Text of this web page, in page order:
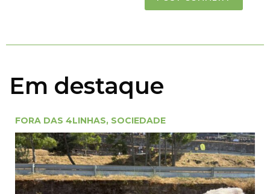
Em destaque
FORA DAS 4LINHAS, SOCIEDADE